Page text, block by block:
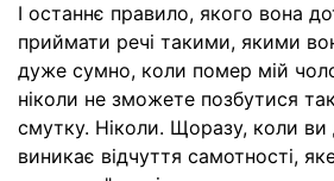
І останнє правило, якого вона
приймати речі такими, якими
дуже сумно, коли помер мій
ніколи не зможете позбутися
смутку. Ніколи. Щоразу, коли
виникає відчуття самотності,